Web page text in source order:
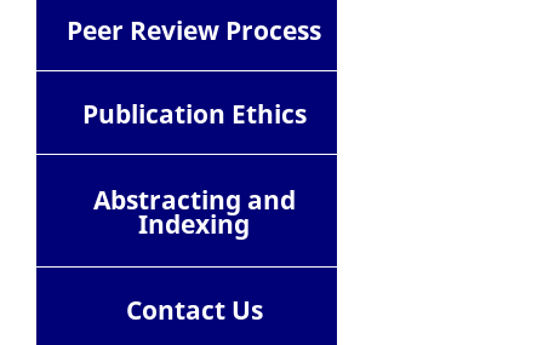
Peer Review Process
Publication Ethics
Abstracting and
Indexing
ContactUs